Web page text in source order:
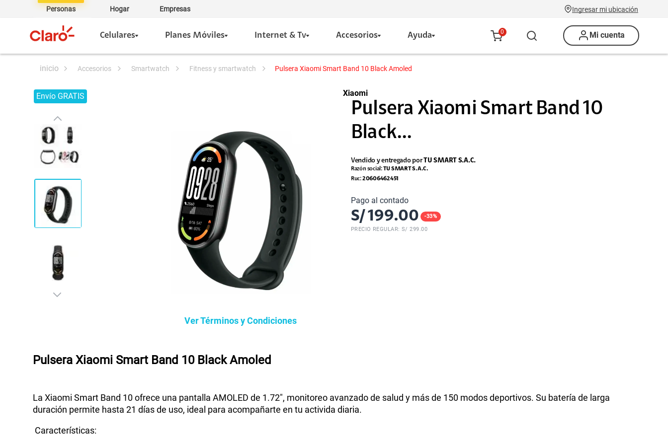
Personas Hogar Empresas Ingresar mi ubicación
Celulares Planes Móviles Internet & Tv Accesorios Ayuda 0 Mi cuenta
accesorios smartwatch fitness y smartwatch Pulsera Xiaomi Smart Band 10 Black Amoled
Envío GRATIS
Ver Términos y Condiciones
Xiaomi
Pulsera Xiaomi Smart Band 10
Black...
Vendido y entregado por TU SMART S.A.C.
Razón social:TU SMART S.A.C.
Ruc:20606462451
Pago al contado
S/199.00 -33%
PRECIO REGULAR: S/299.00
Pulsera Xiaomi Smart Band 10 Black Amoled
La Xiaomi Smart Band 10 ofrece una pantalla AMOLED de 1.72", monitoreo avanzado de salud y más de 150 modos deportivos. Su batería de larga
duración permite hasta 21 días de uso, ideal para acompañarte en tu activida diaria.
Características: